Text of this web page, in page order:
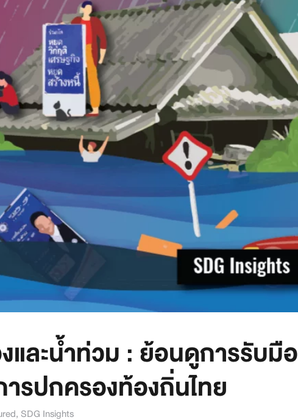
และน้ำท่วม : ย้อนดูการรับมือ
รปกครองท้องถิ่นไทย
, SDG Insights